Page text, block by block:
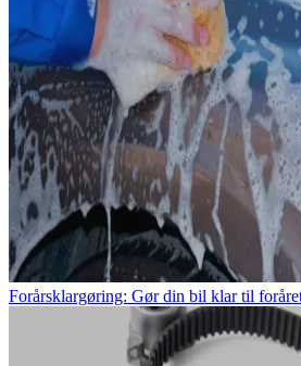
Forårsklargøring: Gør din bil klar til